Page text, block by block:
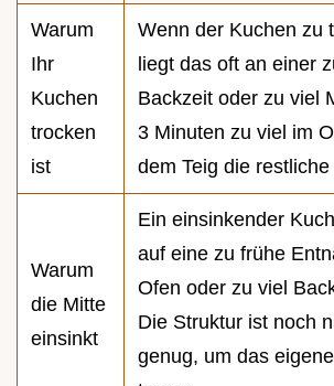
Warum
Ihr
Kuchen
trocken
ist
Wenn der Kuchen zu
liegt das oft an einer
Backzeit oder zu viel
3 Minuten zu viel im
dem Teig die
Warum
die Mitte
einsinkt
Ein einsinkender
auf eine zu frühe
Ofen oder zu viel
Die Struktur ist noch
genug, um das